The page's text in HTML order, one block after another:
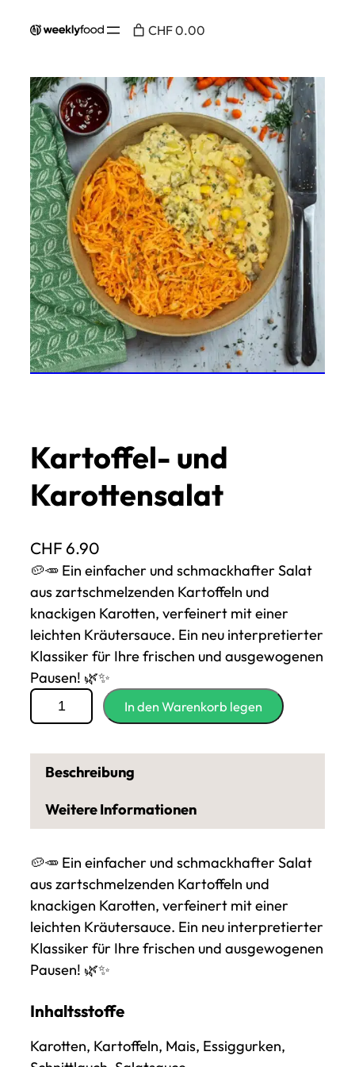
CHF 0.00
HomePage / Menue/Salat/ Kartoffel- und
Karottensalat
Kartoffel- und
Karottensalat
CHF6.90
🥔🥕 Ein einfacher und schmackhafter Salat
aus zartschmelzenden Kartoffeln und
knackigen Karotten, verfeinert mit einer
leichten Kräutersauce. Ein neu interpretierter
Klassiker für Ihre frischen und ausgewogenen
Pausen! 🌿✨
M
e
n
a
r
t
o
f
f
l
-
u
In den Warenkorb legen
Beschreibung
Weitere Informationen
🥔🥕 Ein einfacher und schmackhafter Salat
aus zartschmelzenden Kartoffeln und
knackigen Karotten, verfeinert mit einer
leichten Kräutersauce. Ein neu interpretierter
Klassiker für Ihre frischen und ausgewogenen
Pausen! 🌿✨
Inhaltsstoffe
Karotten, Kartoffeln, Mais, Essiggurken,